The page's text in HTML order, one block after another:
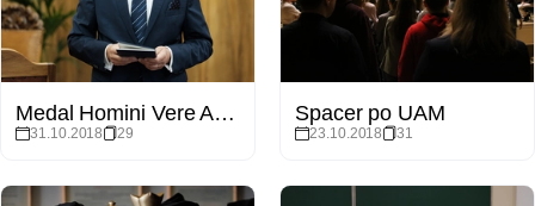
Medal Homini Vere Academico dla prof. Bronisława Marciniaka
31.10.2018 29
Spacer po UAM
23.10.2018 31